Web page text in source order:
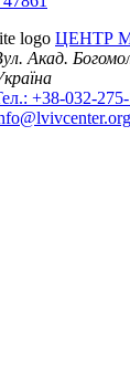
logo ЦЕНТР
Акад.
+38-032-